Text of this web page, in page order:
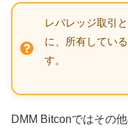
レバレッジ取引
に、所有してい
す。
DMM Bitconではその